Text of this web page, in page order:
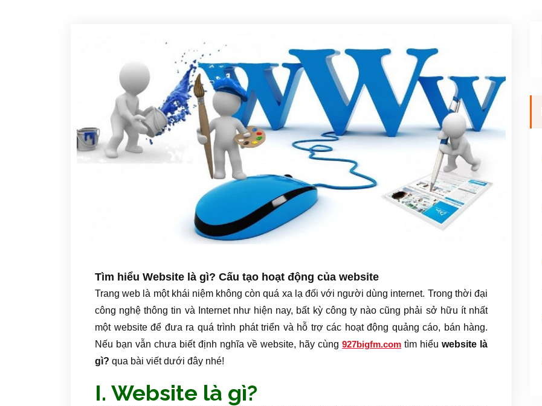
Tìm hiểu Website là gì? Cấu tạo hoạt động của website
Trang web là một khái niệm không còn quá xa lạ đối với người dùng internet. Trong thời đại
công nghệ thông tin và Internet như hiện nay, bất kỳ công ty nào cũng phải sở hữu ít nhất
một website để đưa ra quá trình phát triển và hỗ trợ các hoạt động quảng cáo, bán hàng.
Nếu bạn vẫn chưa biết định nghĩa về website, hãy cùng 927bigfm.com tìm hiểu website là
gì? qua bài viết dưới đây nhé!
I. Website là gì?